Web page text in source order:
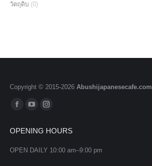
วัตถุดิบ (0)
Copyright © 2015-2026 Abushijapanesecafe.com
Find us on:
Facebook
opens
in
YouTube
opens
in
Instagram
opens
in
OPENING HOURS
OPEN DAILY 10:00 am–9:00 pm